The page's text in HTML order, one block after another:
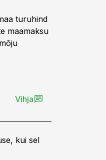
turuhind
maamaksu
Vihja
kui sel